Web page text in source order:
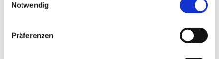
Notwendig
Präferenzen